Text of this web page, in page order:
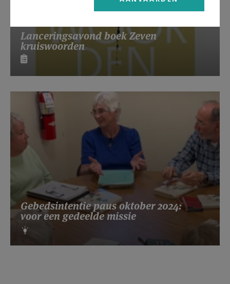
Lanceringsavond boek Zeven
kruiswoorden
Gebedsintentie paus oktober 2024:
voor een gedeelde missie